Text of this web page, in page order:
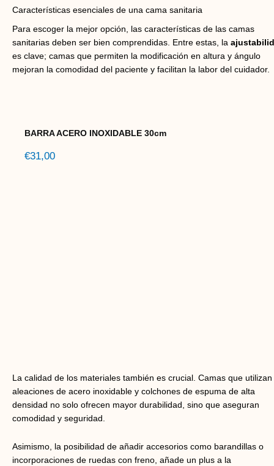
Características esenciales de una cama sanitaria
Para escoger la mejor opción, las características de las camas
sanitarias deben ser bien comprendidas. Entre estas, la
es clave; camas que permiten la modificación en altura y ángulo
mejoran la comodidad del paciente y facilitan la labor del cuidador.
BARRA ACERO INOXIDABLE 30cm
€31,00
La calidad de los materiales también es crucial. Camas que utilizan
aleaciones de acero inoxidable y colchones de espuma de alta
densidad no solo ofrecen mayor durabilidad, sino que aseguran
comodidad y seguridad.
Asimismo, la posibilidad de añadir accesorios como barandillas o
incorporaciones de ruedas con freno, añade un plus a la